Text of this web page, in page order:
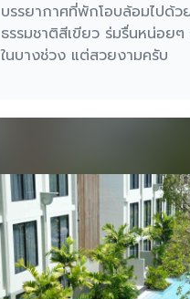
บรรยากาศที่พักโอบล้อมไปด้ว
ธรรมชาติสีเขียว ร่มรื่นหน่อย
ในบางช่วง แต่สวยงามครับ